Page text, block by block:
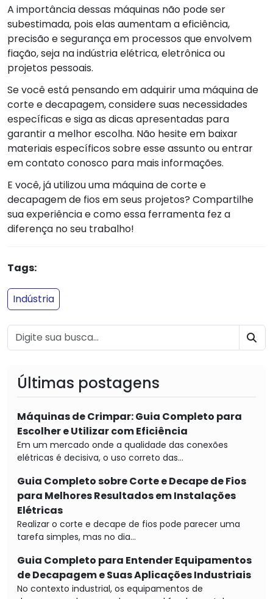
A importância dessas máquinas não pode ser
subestimada, pois elas aumentam a eficiência,
precisão e segurança em processos que envolvem
fiação, seja na indústria elétrica, eletrônica ou
projetos pessoais.
Se você está pensando em adquirir uma máquina de
corte e decapagem, considere suas necessidades
específicas e siga as dicas apresentadas para
garantir a melhor escolha. Não hesite em baixar
materiais específicos sobre esse assunto ou entrar
em contato conosco para mais informações.
E você, já utilizou uma máquina de corte e
decapagem de fios em seus projetos? Compartilhe
sua experiência e como essa ferramenta fez a
diferença no seu trabalho!
Tags:
Indústria
Últimas postagens
Máquinas de Crimpar: Guia Completo para
Escolher e Utilizar com Eficiência
Em um mercado onde a qualidade das conexões
elétricas é decisiva, o uso correto das...
Guia Completo sobre Corte e Decape de Fios
para Melhores Resultados em Instalações
Elétricas
Realizar o corte e decape de fios pode parecer uma
tarefa simples, mas no dia...
Guia Completo para Entender Equipamentos
de Decapagem e Suas Aplicações Industriais
No contexto industrial, os equipamentos de